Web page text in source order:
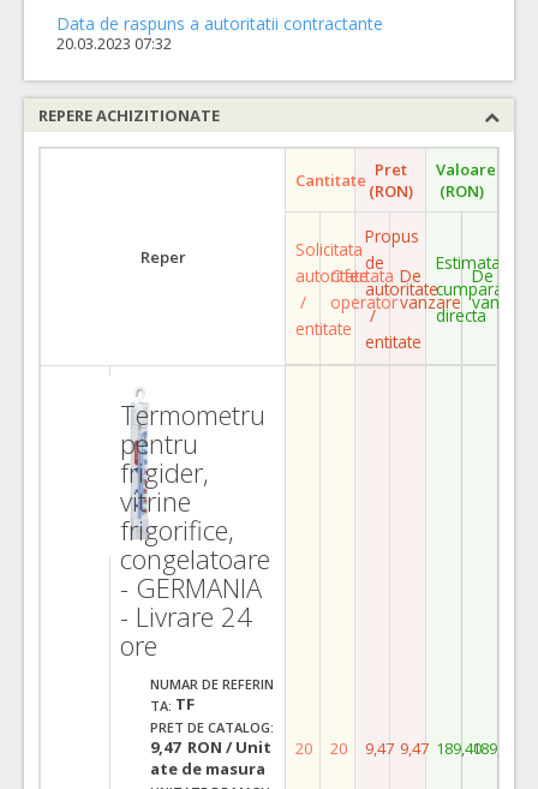
Data de raspuns a autoritatii contractante
20.03.2023 07:32
REPERE ACHIZITIONATE
Reper
Cantitate Pret
(RON)
Valoare
(RON)
Solicitata
autoritate
/
entitate
Ofertata
operator
Propus
de
autoritate
/
entitate
De
vanzare
Estimata
cumparare
directa
De
vanzare
Termometru
pentru
frigider,
vitrine
frigorifice,
congelatoare
- GERMANIA
- Livrare 24
ore
NUMAR DE REFERIN
TA: TF
PRET DE CATALOG:
9,47 RON / Unit
ate de masura
20 20 9,47 9,47 189,40189,40